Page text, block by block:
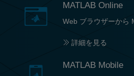
MATLAB Online
Web ブラウザーから
詳細を見る
MATLAB Mobile